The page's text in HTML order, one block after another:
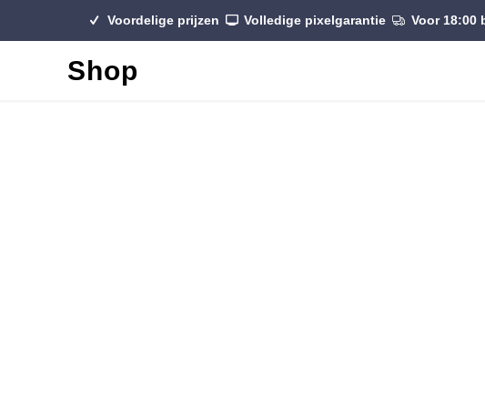
Voordelige prijzen Volledige pixelgarantie Voor 18:00
Shop